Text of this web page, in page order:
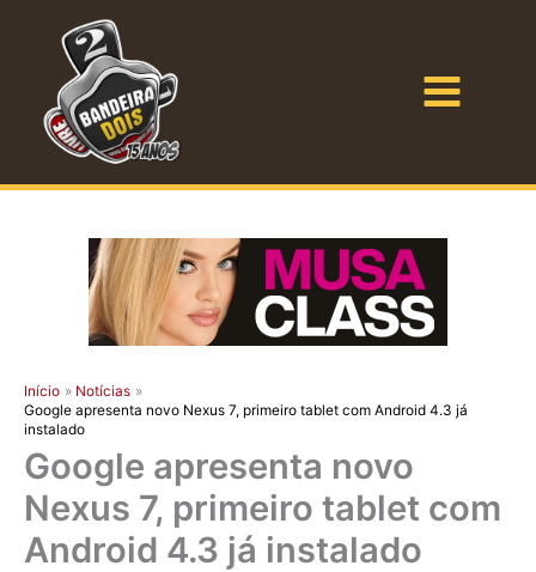
conteúdo
Início
Notícias
Google apresenta novo Nexus 7, primeiro tablet com Android 4.3 já
instalado
Google apresenta novo
Nexus 7, primeiro tablet com
Android 4.3 já instalado